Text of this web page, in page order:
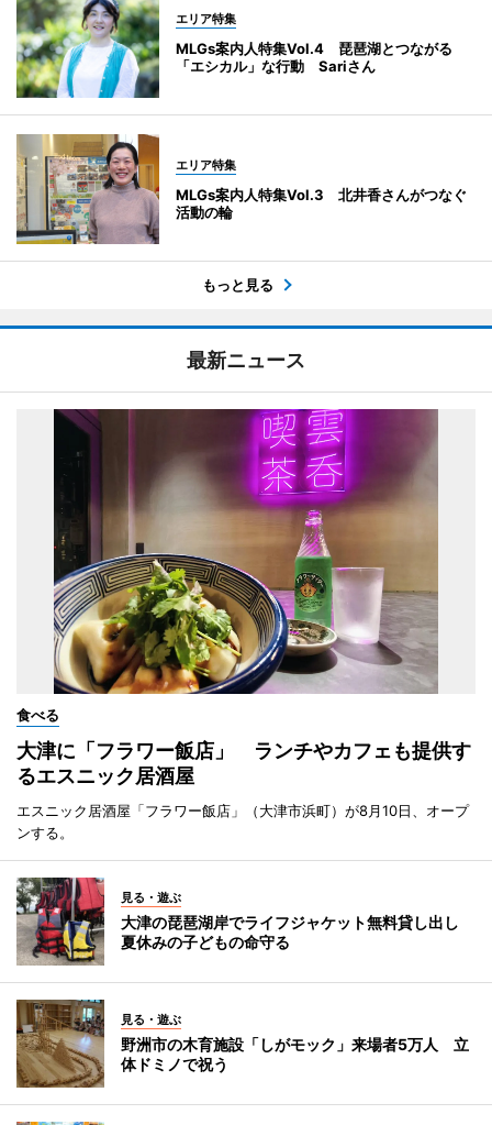
エリア特集
MLGs案内人特集Vol.4 琵琶湖とつながる
「エシカル」な行動 Sariさん
エリア特集
MLGs案内人特集Vol.3 北井香さんがつなぐ
活動の輪
もっと見る
最新ニュース
食べる
大津に「フラワー飯店」 ランチやカフェも提供す
るエスニック居酒屋
エスニック居酒屋「フラワー飯店」（大津市浜町）が8月10日、オープ
ンする。
見る・遊ぶ
大津の琵琶湖岸でライフジャケット無料貸し出し
夏休みの子どもの命守る
見る・遊ぶ
野洲市の木育施設「しがモック」来場者5万人 立
体ドミノで祝う